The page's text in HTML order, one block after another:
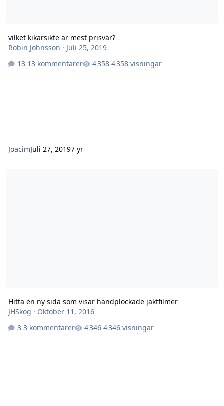
vilket kikarsikte är mest prisvär?
Robin Johnsson · Juli 25, 2019
13 kommentarer
4 358 visningar
JoacimJuli 27, 20197 yr
Hitta en ny sida som visar handplockade jaktfilmer
JHSkog · Oktober 11, 2016
3 kommentarer
4 346 visningar